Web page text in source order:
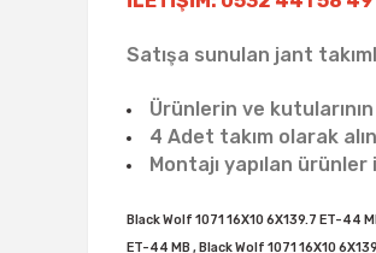
Satışa sunulan jant
Ürünlerin ve
4 Adet takım olarak
Montajı yapılan ürünler
Black Wolf 1071 16X10 6X139.7 ET-44
ET-44 MB , Black Wolf 1071 16X10